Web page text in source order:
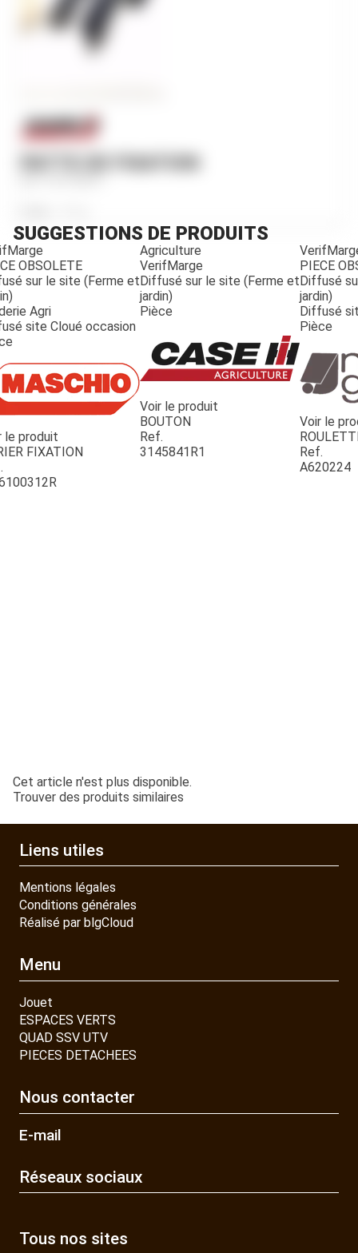
JOUET
ESPACES VERTS
QUAD SSV UTV
PIECES DETACHEES
SUGGESTIONS DE PRODUITS
OBSOLETE
sur le site (Ferme et
Agri
site Cloué occasion
le produit
FIXATION
Agriculture
VerifMarge
Diffusé sur le site (Ferme et
jardin)
Pièce
Voir le produit
BOUTON
Ref.
3145841R1
PIECE
Diffusé
jardin)
Diffusé
Pièce
Voir le
Ref.
A620224
Cet article n'est plus disponible.
Trouver des produits similaires
Liens utiles
Mentions légales
Conditions générales
Réalisé par blgCloud
Menu
Jouet
ESPACES VERTS
QUAD SSV UTV
PIECES DETACHEES
Nous contacter
E-mail
Réseaux sociaux
Tous nos sites